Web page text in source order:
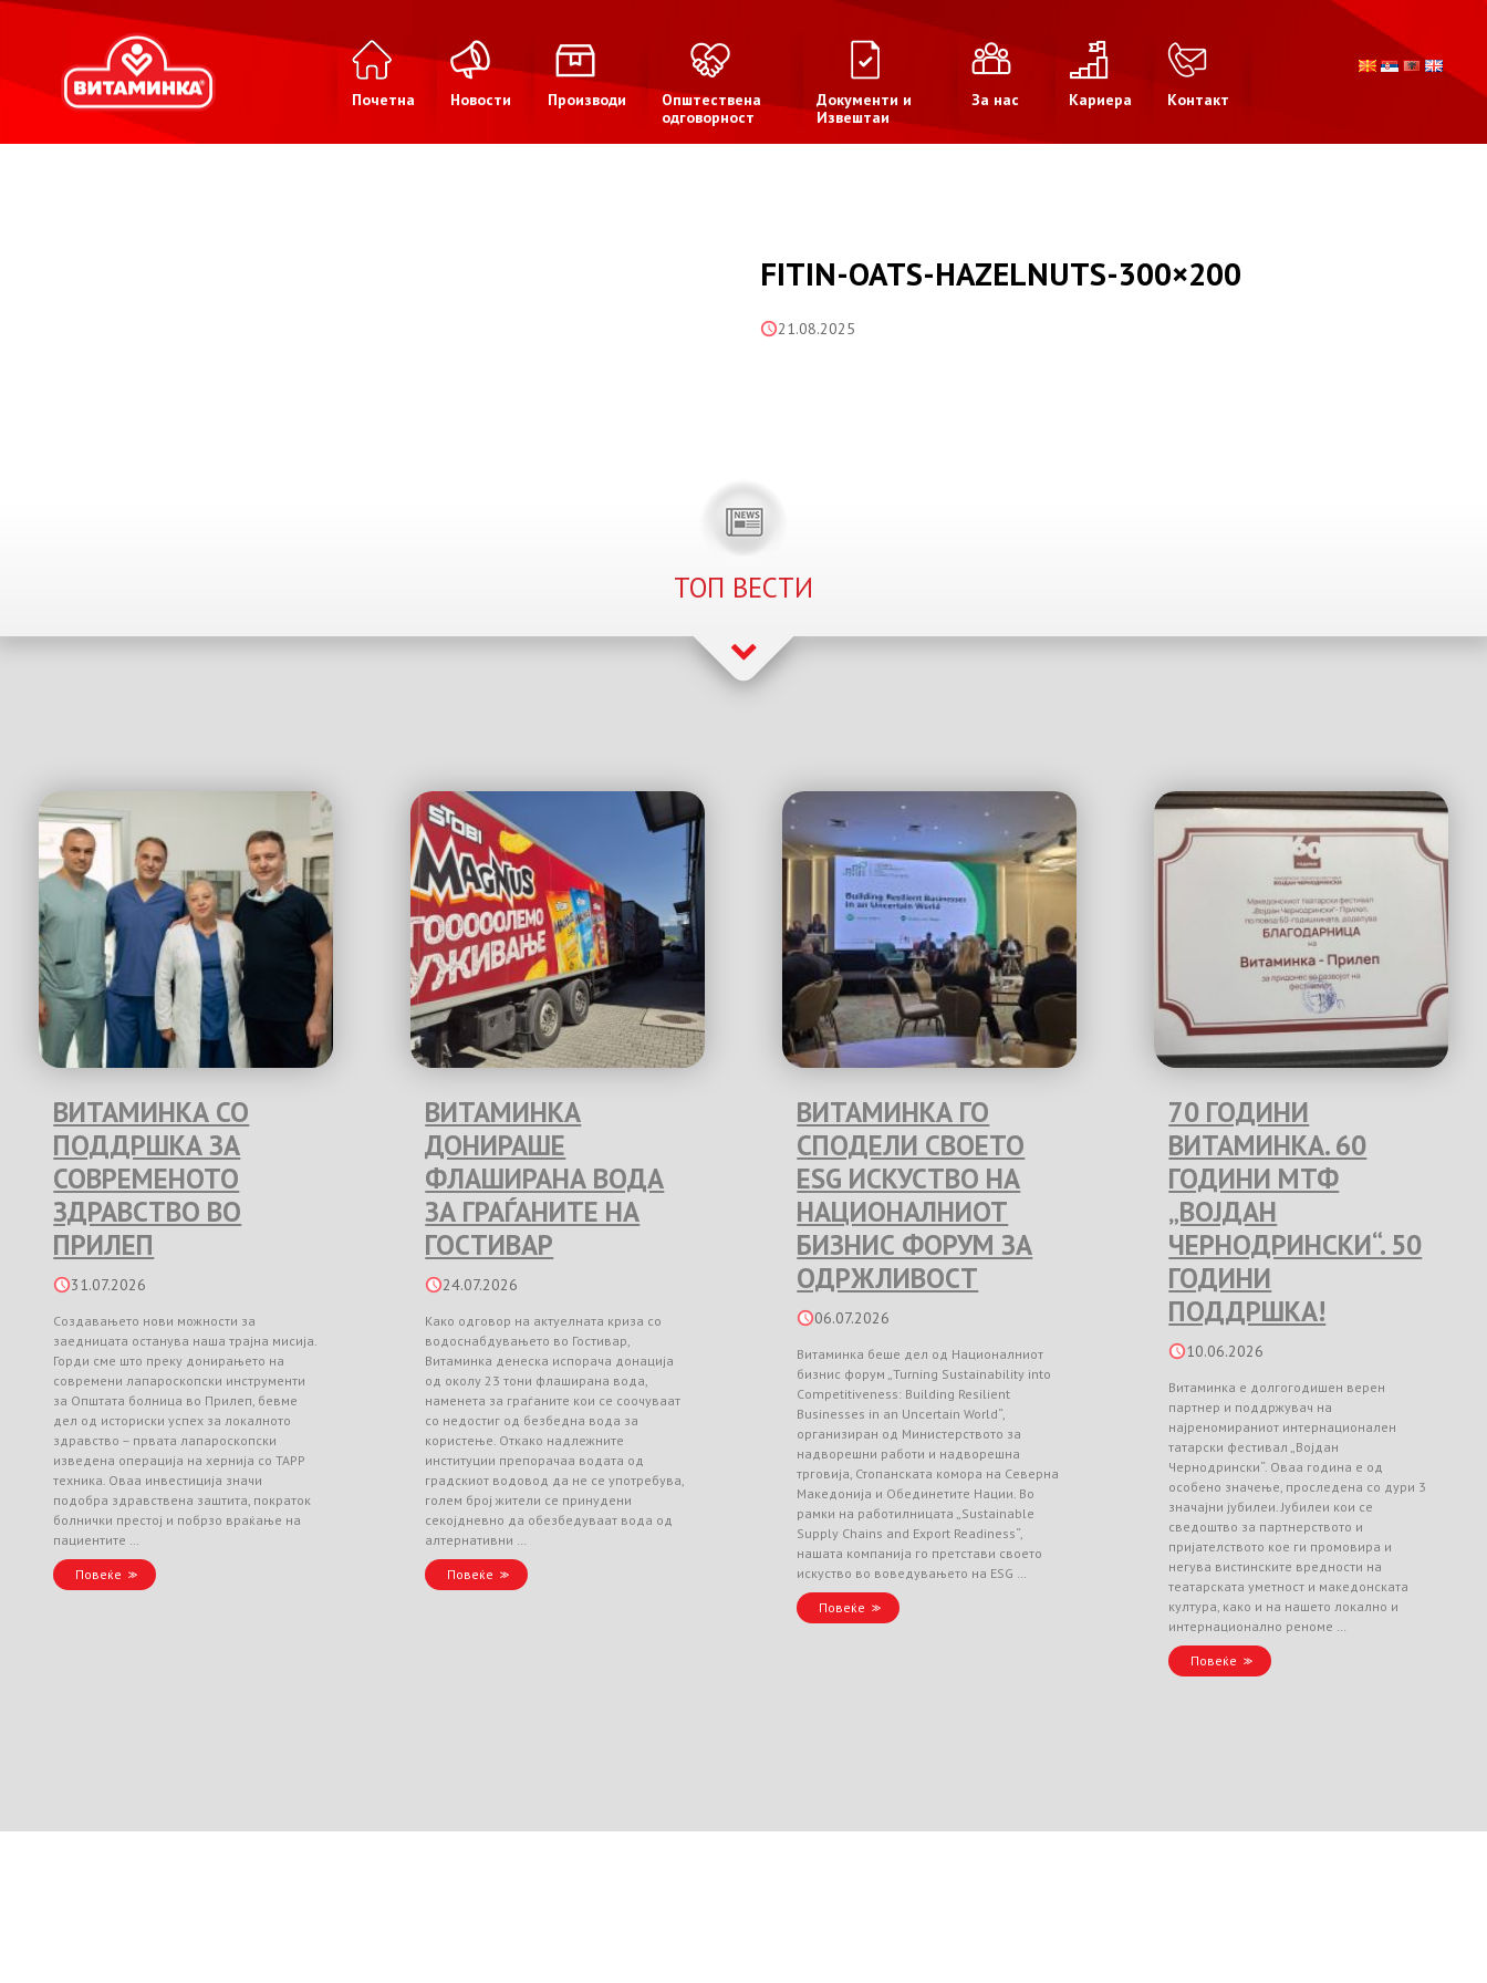
Почетна Новости Производи
Општествена
одговорност
Документи и
Извештаи
За нас Кариера Контакт
FITIN-OATS-HAZELNUTS-300×200
21.08.2025
ТОП ВЕСТИ
ВИТАМИНКА СО
ПОДДРШКА ЗА
СОВРЕМЕНОТО
ЗДРАВСТВО ВО
ПРИЛЕП
31.07.2026
Создавањето нови можности за
заедницата останува наша трајна мисија.
Горди сме што преку донирањето на
современи лапароскопски инструменти
за Општата болница во Прилеп, бевме
дел од историски успех за локалното
здравство – првата лапароскопски
изведена операција на хернија со TAPP
техника. Оваа инвестиција значи
подобра здравствена заштита, пократок
болнички престој и побрзо враќање на
пациентите …
Повеќе
ВИТАМИНКА
ДОНИРАШЕ
ФЛАШИРАНА ВОДА
ЗА ГРАЃАНИТЕ НА
ГОСТИВАР
24.07.2026
Како одговор на актуелната криза со
водоснабдувањето во Гостивар,
Витаминка денеска испорача донација
од околу 23 тони флаширана вода,
наменета за граѓаните кои се соочуваат
со недостиг од безбедна вода за
користење. Откако надлежните
институции препорачаа водата од
градскиот водовод да не се употребува,
голем број жители се принудени
секојдневно да обезбедуваат вода од
алтернативни …
Повеќе
ВИТАМИНКА ГО
СПОДЕЛИ СВОЕТО
ESG ИСКУСТВО НА
НАЦИОНАЛНИОТ
БИЗНИС ФОРУМ ЗА
ОДРЖЛИВОСТ
06.07.2026
Витаминка беше дел од Националниот
бизнис форум „Turning Sustainability into
Competitiveness: Building Resilient
Businesses in an Uncertain World“,
организиран од Министерството за
надворешни работи и надворешна
трговија, Стопанската комора на Северна
Македонија и Обединетите Нации. Во
рамки на работилницата „Sustainable
Supply Chains and Export Readiness“,
нашата компанија го претстави своето
искуство во воведувањето на ESG …
Повеќе
70 ГОДИНИ
ВИТАМИНКА. 60
ГОДИНИ МТФ
„ВОЈДАН
ЧЕРНОДРИНСКИ“. 50
ГОДИНИ
ПОДДРШКА!
10.06.2026
Витаминка е долгогодишен верен
партнер и поддржувач на
најреномираниот интернационален
татарски фестивал „Војдан
Чернодрински“. Оваа година е од
особено значење, проследена со дури 3
значајни јубилеи. Јубилеи кои се
сведоштво за партнерството и
пријателството кое ги промовира и
негува вистинските вредности на
театарската уметност и македонската
култура, како и на нашето локално и
интернационално реноме …
Повеќе